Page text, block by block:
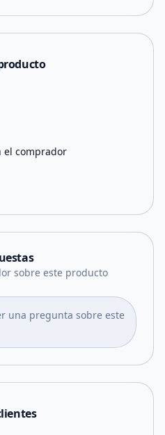
el comprador
sobre este producto
una pregunta sobre este